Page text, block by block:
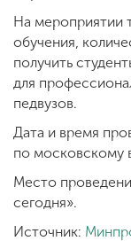
На мероприятии
обучения,
получить
для
педвузов.
Дата и время
по московскому
Место
сегодня».
Источник: